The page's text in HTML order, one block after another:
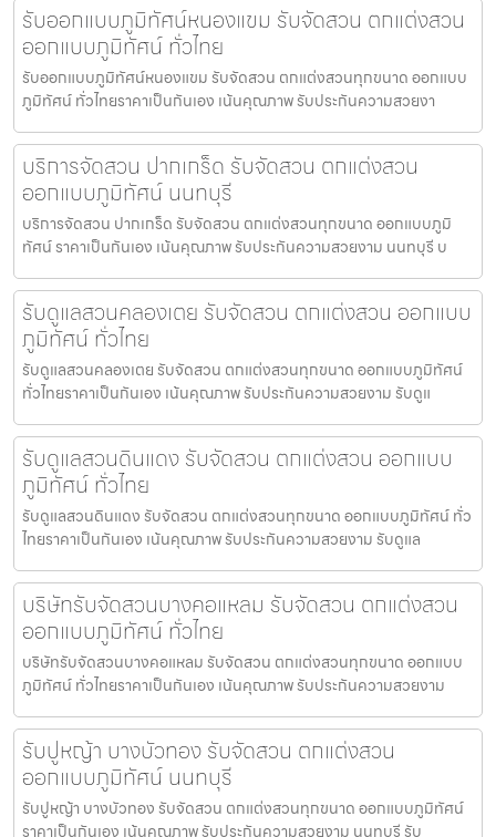
รับออกแบบภูมิทัศน์หนองแขม รับจัดสวน ตกแต่งสวน
ออกแบบภูมิทัศน์ ทั่วไทย
รับออกแบบภูมิทัศน์หนองแขม รับจัดสวน ตกแต่งสวนทุกขนาด ออกแบบ
ภูมิทัศน์ ทั่วไทยราคาเป็นกันเอง เน้นคุณภาพ รับประกันความสวยงา
บริการจัดสวน ปากเกร็ด รับจัดสวน ตกแต่งสวน
ออกแบบภูมิทัศน์ นนทบุรี
บริการจัดสวน ปากเกร็ด รับจัดสวน ตกแต่งสวนทุกขนาด ออกแบบภูมิ
ทัศน์ ราคาเป็นกันเอง เน้นคุณภาพ รับประกันความสวยงาม นนทบุรี บ
รับดูแลสวนคลองเตย รับจัดสวน ตกแต่งสวน ออกแบบ
ภูมิทัศน์ ทั่วไทย
รับดูแลสวนคลองเตย รับจัดสวน ตกแต่งสวนทุกขนาด ออกแบบภูมิทัศน์
ทั่วไทยราคาเป็นกันเอง เน้นคุณภาพ รับประกันความสวยงาม รับดูแ
รับดูแลสวนดินแดง รับจัดสวน ตกแต่งสวน ออกแบบ
ภูมิทัศน์ ทั่วไทย
รับดูแลสวนดินแดง รับจัดสวน ตกแต่งสวนทุกขนาด ออกแบบภูมิทัศน์ ทั่ว
ไทยราคาเป็นกันเอง เน้นคุณภาพ รับประกันความสวยงาม รับดูแล
บริษัทรับจัดสวนบางคอแหลม รับจัดสวน ตกแต่งสวน
ออกแบบภูมิทัศน์ ทั่วไทย
บริษัทรับจัดสวนบางคอแหลม รับจัดสวน ตกแต่งสวนทุกขนาด ออกแบบ
ภูมิทัศน์ ทั่วไทยราคาเป็นกันเอง เน้นคุณภาพ รับประกันความสวยงาม
รับปูหญ้า บางบัวทอง รับจัดสวน ตกแต่งสวน
ออกแบบภูมิทัศน์ นนทบุรี
รับปูหญ้า บางบัวทอง รับจัดสวน ตกแต่งสวนทุกขนาด ออกแบบภูมิทัศน์
ราคาเป็นกันเอง เน้นคุณภาพ รับประกันความสวยงาม นนทบุรี รับ